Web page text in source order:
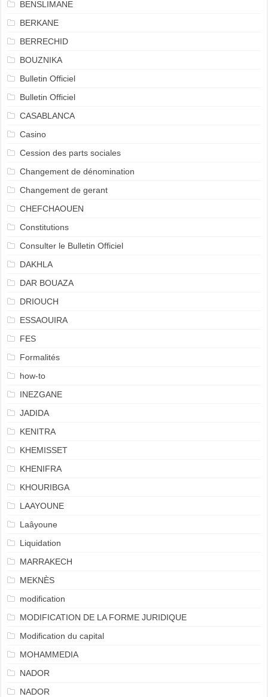
BENSLIMANE
BERKANE
BERRECHID
BOUZNIKA
Bulletin Officiel
Bulletin Officiel
CASABLANCA
Casino
Cession des parts sociales
Changement de dénomination
Changement de gerant
CHEFCHAOUEN
Constitutions
Consulter le Bulletin Officiel
DAKHLA
DAR BOUAZA
DRIOUCH
ESSAOUIRA
FES
Formalités
how-to
INEZGANE
JADIDA
KENITRA
KHEMISSET
KHENIFRA
KHOURIBGA
LAAYOUNE
Laâyoune
Liquidation
MARRAKECH
MEKNÈS
modification
MODIFICATION DE LA FORME JURIDIQUE
Modification du capital
MOHAMMEDIA
NADOR
NADOR